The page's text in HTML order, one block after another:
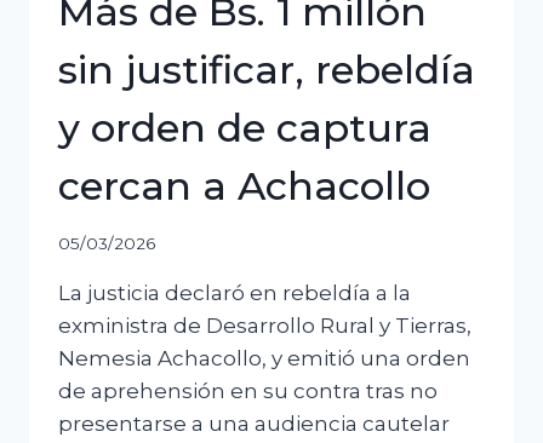
Más de Bs. 1 millón
sin justificar, rebeldía
y orden de captura
cercan a Achacollo
05/03/2026
La justicia declaró en rebeldía a la
exministra de Desarrollo Rural y Tierras,
Nemesia Achacollo, y emitió una orden
de aprehensión en su contra tras no
presentarse a una audiencia cautelar